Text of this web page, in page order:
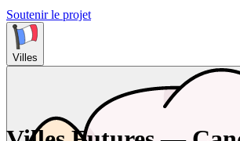
Soutenir le projet
Villes